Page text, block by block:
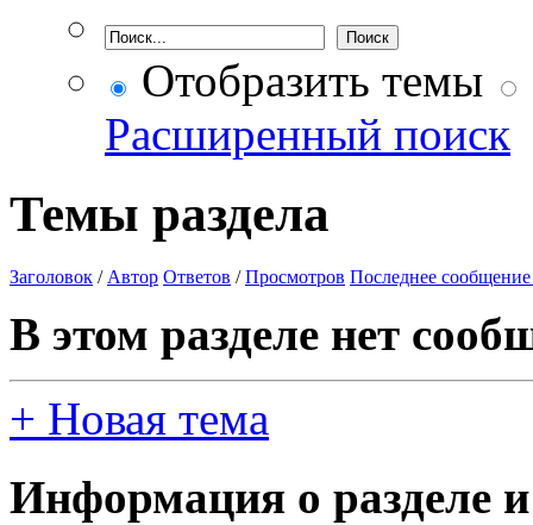
Отобразить темы
Расширенный поиск
Темы раздела
Заголовок / Автор Ответов /Просмотров Последнее сообщение
В этом разделе нет
+ Новая тема
Информация о разделе